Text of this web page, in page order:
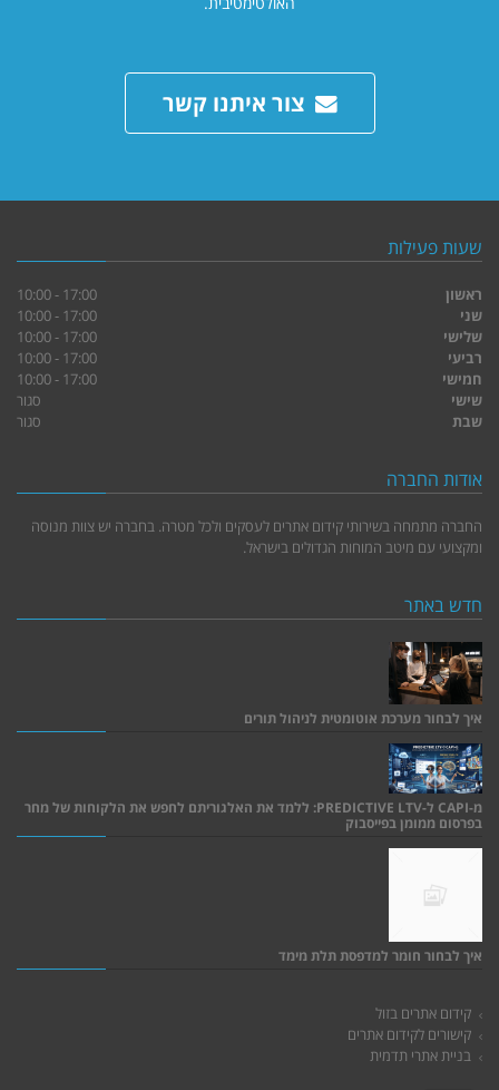
צור איתנו קשר
שעות פעילות
ראשון
17:00 - 10:00
שני
17:00 - 10:00
שלישי
17:00 - 10:00
רביעי
17:00 - 10:00
חמישי
17:00 - 10:00
שישי
סגור
שבת
סגור
אודות החברה
החברה מתמחה בשירותי קידום אתרים לעסקים ולכל מטרה. בחברה יש צוות מנוסה
ומקצועי עם מיטב המוחות הגדולים בישראל.
חדש באתר
איך לבחור מערכת אוטומטית לניהול תורים
מ-CAPI ל-PREDICTIVE LTV: ללמד את האלגוריתם לחפש את הלקוחות של מחר
בפרסום ממומן בפייסבוק
איך לבחור חומר למדפסת תלת מימד
קידום אתרים בזול
קישורים לקידום אתרים
בניית אתרי תדמית